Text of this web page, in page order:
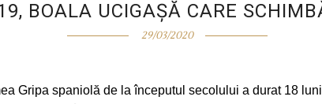
BOALA UCIGAȘĂ CARE
29/03/2020
Gripa spaniolă de la începutul secolului a durat 18